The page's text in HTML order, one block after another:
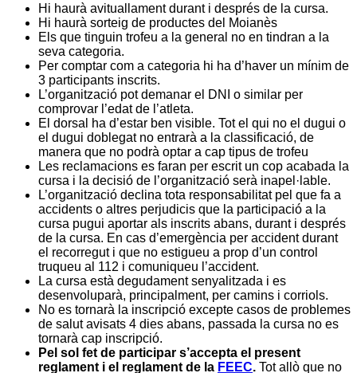
Hi haurà avituallament durant i després de la cursa.
Hi haurà sorteig de productes del Moianès
Els que tinguin trofeu a la general no en tindran a la
seva categoria.
Per comptar com a categoria hi ha d’haver un mínim de
3 participants inscrits.
L’organització pot demanar el DNI o similar per
comprovar l’edat de l’atleta.
El dorsal ha d’estar ben visible. Tot el qui no el dugui o
el dugui doblegat no entrarà a la classificació, de
manera que no podrà optar a cap tipus de trofeu
Les reclamacions es faran per escrit un cop acabada la
cursa i la decisió de l’organització serà inapel·lable.
L’organització declina tota responsabilitat pel que fa a
accidents o altres perjudicis que la participació a la
cursa pugui aportar als inscrits abans, durant i després
de la cursa. En cas d’emergència per accident durant
el recorregut i que no estigueu a prop d’un control
truqueu al 112 i comuniqueu l’accident.
La cursa està degudament senyalitzada i es
desenvoluparà, principalment, per camins i corriols.
No es tornarà la inscripció excepte casos de problemes
de salut avisats 4 dies abans, passada la cursa no es
tornarà cap inscripció.
Pel sol fet de participar s’accepta el present
reglament i el reglament de la FEEC. Tot allò que no